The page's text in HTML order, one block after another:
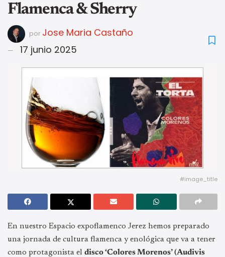
Flamenca & Sherry
por Jose Maria Castaño
17 junio 2025
#image_title
En nuestro Espacio expoflamenco Jerez hemos preparado
una jornada de cultura flamenca y enológica que va a tener
como protagonista el disco ‘Colores Morenos’ (Audivis